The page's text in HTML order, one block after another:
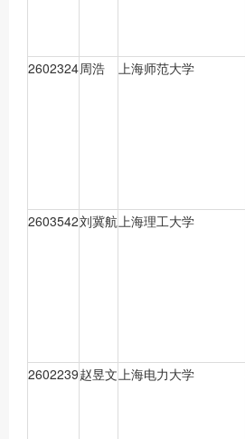
2602324周浩 上海师范大学
2603542刘冀航 上海理工大学
2602239赵昱文 上海电力大学